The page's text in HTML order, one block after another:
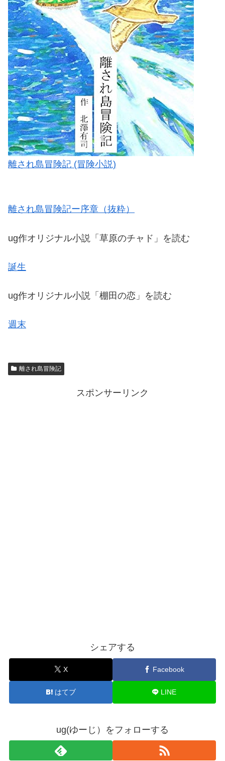
離され島冒険記 (冒険小説)
離され島冒険記ー序章（抜粋）
ug作オリジナル小説「草原のチャド」を読む
誕生
ug作オリジナル小説「棚田の恋」を読む
週末
離され島冒険記
スポンサーリンク
シェアする
X Facebook
はてブ LINE
ug(ゆーじ）をフォローする